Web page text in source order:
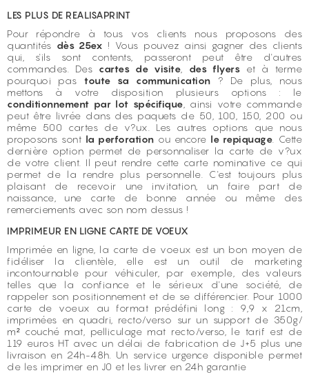
LES PLUS DE REALISAPRINT
Pour répondre à tous vos clients nous proposons des
quantités dès 25ex ! Vous pouvez ainsi gagner des clients
qui, s'ils sont contents, passeront peut être d'autres
commandes. Des cartes de visite des flyers et à terme
pourquoi pastoute sa communication ? De plus, nous
mettons à votre disposition plusieurs options : le
conditionnement par lot spécifique , ainsi votre commande
peut être livrée dans des paquets de 50, 100, 150, 200 ou
même 500 cartes de v?ux. Les autres options que nous
proposons sont la perforation ou encore le repiquage . Cette
dernière option permet de personnaliser la carte de v?ux
de votre client. Il peut rendre cette carte nominative ce qui
permet de la rendre plus personnelle. C'est toujours plus
plaisant de recevoir une invitation, un faire part de
naissance, une carte de bonne année ou même des
remerciements avec son nom dessus !
IMPRIMEUR EN LIGNE CARTE DE VOEUX
Imprimée en ligne, la carte de voeux est un bon moyen de
fidéliser la clientèle, elle est un outil de marketing
incontournable pour véhiculer, par exemple, des valeurs
telles que la confiance et le sérieux d'une société, de
rappeler son positionnement et de se différencier. Pour 1000
carte de voeux au format prédéfini long : 9,9 x 21cm,
imprimées en quadri, recto/verso sur un support de 350g/
m² couché mat, pelliculage mat recto/verso, le tarif est de
119 euros HT avec un délai de fabrication de J+5 plus une
livraison en 24h-48h. Un service urgence disponible permet
de les imprimer en J0 et les livrer en 24h garantie